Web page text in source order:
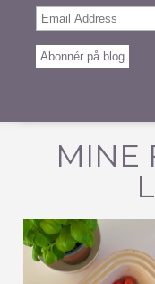
Email
Abonnér på blog
MINE